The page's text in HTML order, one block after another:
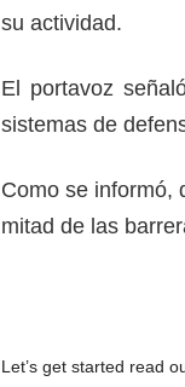
su actividad.
El portavoz
sistemas de
Como se informó,
mitad de las
Let’s get started read